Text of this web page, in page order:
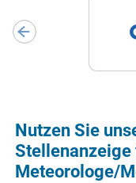
Nutzen Sie
Stellenanzeige
Meteorologe/